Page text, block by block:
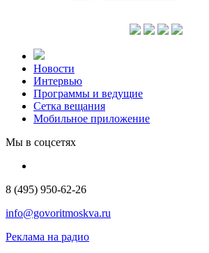
Новости
Интервью
Программы и ведущие
Сетка вещания
Мобильное приложение
Мы в соцсетях
8 (495) 950-62-26
info@govoritmoskva.ru
Реклама на радио